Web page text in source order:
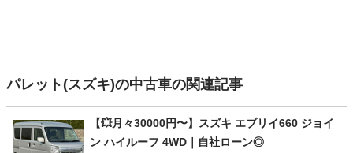
パレット(スズキ)の中古車の関連記事
【💥月々30000円〜】スズキ エブリイ660 ジョイ
ン ハイルーフ 4WD｜自社ローン◎